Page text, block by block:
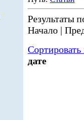
Результаты
Начало |
дате